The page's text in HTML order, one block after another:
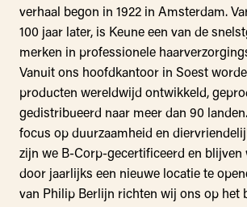
verhaal begon in 1922 in Amsterdam.
100 jaar later, is Keune een van de
merken in professionele
Vanuit ons hoofdkantoor in Soest
producten wereldwijd ontwikkeld,
gedistribueerd naar meer dan 90
focus op duurzaamheid en
zijn we B-Corp-gecertificeerd en blijven
door jaarlijks een nieuwe locatie te
van Philip Berlijn richten wij ons op het